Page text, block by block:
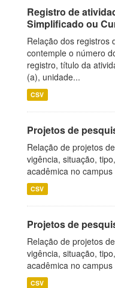
Registro de
Simplificado ou
Relação dos registros
contemple o número
registro, título da
(a), unidade...
CSV
Projetos de
Relação de projetos
vigência, situação,
acadêmica no campus
CSV
Projetos de
Relação de projetos
vigência, situação,
acadêmica no campus
CSV